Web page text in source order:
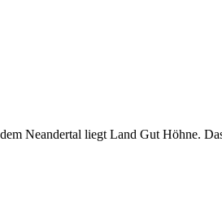
Neandertal liegt Land Gut Höhne.